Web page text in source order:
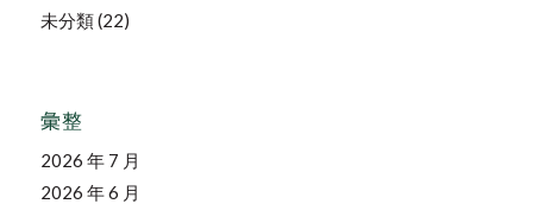
未分類(22)
彙整
2026 年 7 月
2026 年 6 月